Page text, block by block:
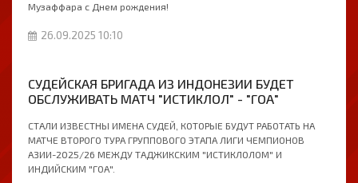
Музаффара с Днем рождения!
26.09.2025 10:10
СУДЕЙСКАЯ БРИГАДА ИЗ ИНДОНЕЗИИ БУДЕТ
ОБСЛУЖИВАТЬ МАТЧ "ИСТИКЛОЛ" - "ГОА"
СТАЛИ ИЗВЕСТНЫ ИМЕНА СУДЕЙ, КОТОРЫЕ БУДУТ РАБОТАТЬ НА
МАТЧЕ ВТОРОГО ТУРА ГРУППОВОГО ЭТАПА ЛИГИ ЧЕМПИОНОВ
АЗИИ-2025/26 МЕЖДУ ТАДЖИКСКИМ "ИСТИКЛОЛОМ" И
ИНДИЙСКИМ "ГОА".